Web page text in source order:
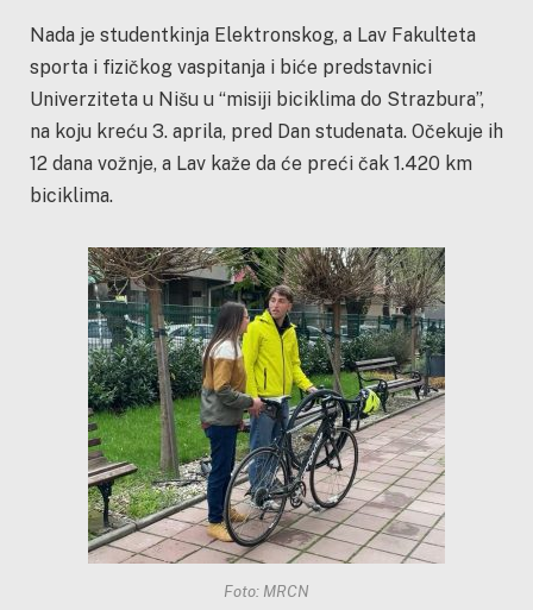
Nada je studentkinja Elektronskog, a Lav Fakulteta
sporta i fizičkog vaspitanja i biće predstavnici
Univerziteta u Nišu u “misiji biciklima do Strazbura”,
na koju kreću 3. aprila, pred Dan studenata. Očekuje ih
12 dana vožnje, a Lav kaže da će preći čak 1.420 km
biciklima.
Foto: MRCN